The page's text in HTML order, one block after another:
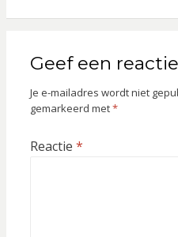
Geef een reactie
Je e-mailadres wordt niet
gemarkeerd met*
Reactie *